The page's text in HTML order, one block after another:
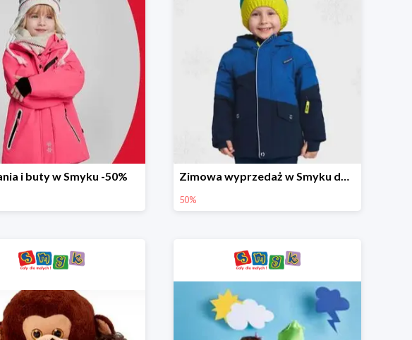
i buty w Smyku -50% Zimowa wyprzedaż w Smyku do -50%
50%